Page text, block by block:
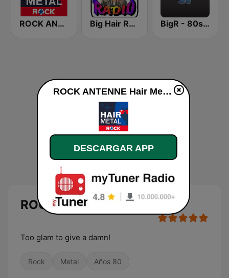
ROCK ANTENNE Modern Metal Big Hair Radio BigR - 80s Metal FM
ROCK ANTENNE Hair Metal
Too glam to give a damn!
Rock Metal Años 80
ROCK ANTENNE Hair Metal en vivo
DESCARGAR APP